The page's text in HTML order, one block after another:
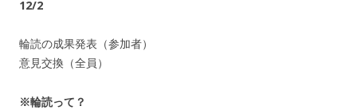
12/2
輪読の成果発表（参加者）
意見交換（全員）
※輪読って？